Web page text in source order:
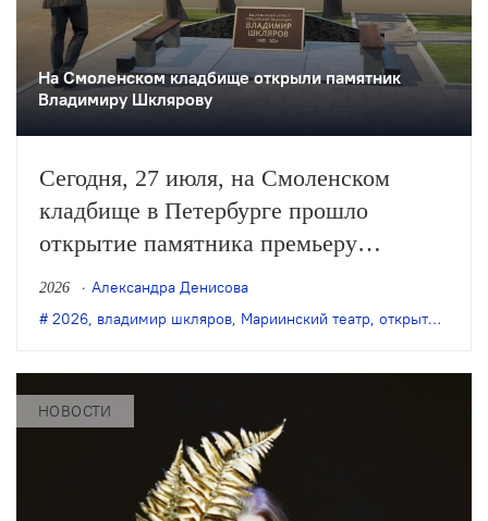
На Смоленском кладбище открыли памятник
Владимиру Шклярову
Сегодня, 27 июля, на Смоленском
кладбище в Петербурге прошло
открытие памятника премьеру
Мариинского театра Владимиру
Шклярову. Артист балета трагически
2026
Александра Денисова
2026, владимир шкляров, Мариинский театр, открытие памятника
НОВОСТИ